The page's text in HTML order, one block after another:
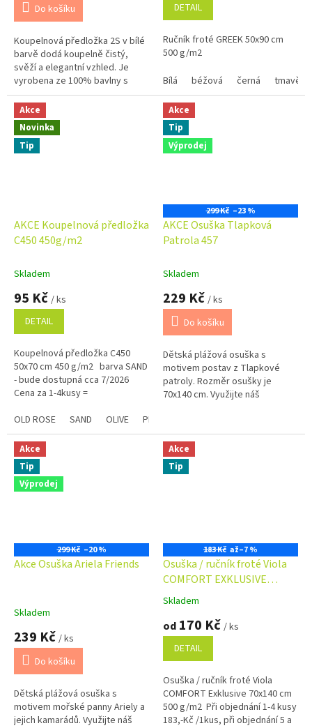
5,0
5
hvězdiček.
Do košíku
Koupelnová předložka 2S v bílé
barvě dodá koupelně čistý,
svěží a elegantní vzhled. Je
vyrobena ze 100% bavlny s
vysokou gramáží 700 g/m², díky
čemuž je mimořádně měkká,...
5,0
5
hvězdiček.
DETAIL
Ručník froté GREEK 50x90 cm
500 g/m2
Bílá
béžová černá tmavě
Akce
Novinka
Tip
AKCE Koupelnová předložka
C450 450g/m2
Skladem
95 Kč / ks
DETAIL
Koupelnová předložka C450
50x70 cm 450 g/m2 barva SAND
- bude dostupná cca 7/2026
Cena za 1-4kusy =
Kč ...
OLD ROSE SAND OLIVE PLUM
Akce
Tip
Výprodej
299 Kč –23 %
AKCE Osuška Tlapková
Patrola 457
Skladem
229 Kč / ks
Do košíku
Dětská plážová osuška s
motivem postav z Tlapkové
patroly. Rozměr osušky je
70x140 cm. Využijte náš
Věrnostní program
Akce
Tip
Výprodej
299 Kč –20 %
Akce Osuška Ariela Friends
Skladem
239 Kč / ks
Do košíku
Dětská plážová osuška s
motivem mořské panny Ariely a
jejich kamarádů. Využijte náš
Akce
Tip
183 Kč až–7 %
Osuška / ručník froté Viola
COMFORT EXKLUSIVE
70x140 cm 500 g/m2
Průměrné
produktu
5,0
5
hvězdiček.
Skladem
od 170 Kč / ks
DETAIL
Osuška / ručník froté Viola
COMFORT Exklusive 70x140 cm
500 g/m2 Při objednání 1-4 kusy
183,-Kč /1kus, při objednání 5 a